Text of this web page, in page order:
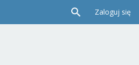
Zaloguj się